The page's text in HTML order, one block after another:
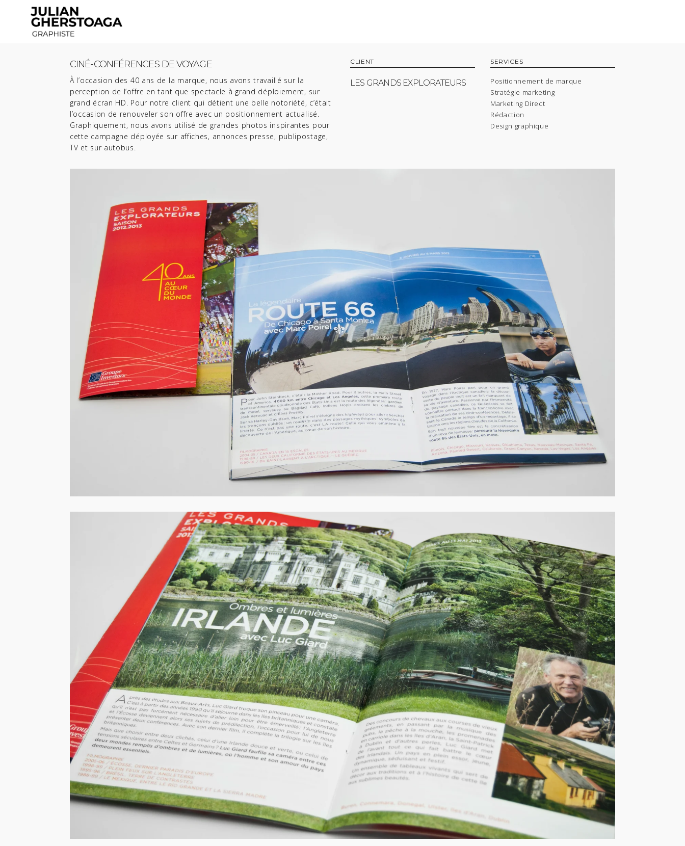
CINÉ-CONFÉRENCES DE VOYAGE
À l’occasion des 40 ans de la marque, nous avons travaillé sur la
perception de l’offre en tant que spectacle à grand déploiement, sur
grand écran HD. Pour notre client qui détient une belle notoriété, c’était
l’occasion de renouveler son offre avec un positionnement actualisé.
Graphiquement, nous avons utilisé de grandes photos inspirantes pour
cette campagne déployée sur affiches, annonces presse, publipostage,
TV et sur autobus.
CLIENT
LES GRANDS EXPLORATEURS
SERVICES
Positionnement de marque
Stratégie marketing
Marketing Direct
Rédaction
Design graphique